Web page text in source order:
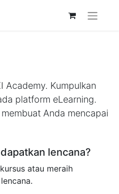
Academy. Kumpulkan
platform eLearning.
Anda mencapai
lencana?
atau meraih